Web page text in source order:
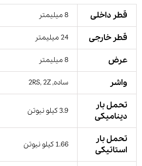
قطر داخلی 8 میلیمتر
قطر خارجی 24 میلیمتر
عرض 8 میلیمتر
واشر ساده, 2RS, 2Z
تحمل بار
دینامیکی
3.9 کیلو نیوتن
تحمل بار
استاتیکی
1.66 کیلو نیوتن